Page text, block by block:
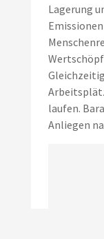
Lagerung
laufen.
Anliegen